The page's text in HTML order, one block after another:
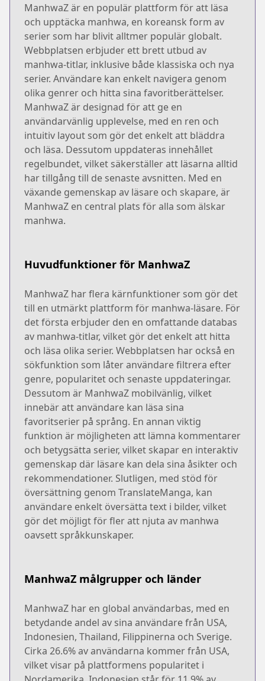
ManhwaZ är en populär plattform för att läsa
och upptäcka manhwa, en koreansk form av
serier som har blivit alltmer populär globalt.
Webbplatsen erbjuder ett brett utbud av
manhwa-titlar, inklusive både klassiska och nya
serier. Användare kan enkelt navigera genom
olika genrer och hitta sina favoritberättelser.
ManhwaZ är designad för att ge en
användarvänlig upplevelse, med en ren och
intuitiv layout som gör det enkelt att bläddra
och läsa. Dessutom uppdateras innehållet
regelbundet, vilket säkerställer att läsarna alltid
har tillgång till de senaste avsnitten. Med en
växande gemenskap av läsare och skapare, är
ManhwaZ en central plats för alla som älskar
manhwa.
Huvudfunktioner för ManhwaZ
ManhwaZ har flera kärnfunktioner som gör det
till en utmärkt plattform för manhwa-läsare. För
det första erbjuder den en omfattande databas
av manhwa-titlar, vilket gör det enkelt att hitta
och läsa olika serier. Webbplatsen har också en
sökfunktion som låter användare filtrera efter
genre, popularitet och senaste uppdateringar.
Dessutom är ManhwaZ mobilvänlig, vilket
innebär att användare kan läsa sina
favoritserier på språng. En annan viktig
funktion är möjligheten att lämna kommentarer
och betygsätta serier, vilket skapar en interaktiv
gemenskap där läsare kan dela sina åsikter och
rekommendationer. Slutligen, med stöd för
översättning genom TranslateManga, kan
användare enkelt översätta text i bilder, vilket
gör det möjligt för fler att njuta av manhwa
oavsett språkkunskaper.
ManhwaZ målgrupper och länder
ManhwaZ har en global användarbas, med en
betydande andel av sina användare från USA,
Indonesien, Thailand, Filippinerna och Sverige.
Cirka 26.6% av användarna kommer från USA,
vilket visar på plattformens popularitet i